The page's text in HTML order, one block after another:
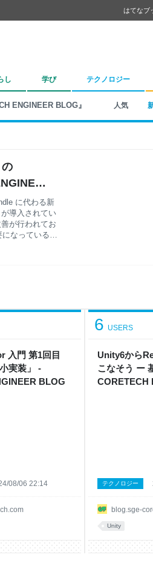
はてなブ
し 学び テクノロジー
ENGINEER BLOG』 人気
に代わる新
導入されてい
が行われてお
なっている点
を利用し
きなモチベー
トの配信に
入門 第1回目
実装」 -
BLOG
08/06 22:14
Unity6から
こなそう ー
CORETECH
6 USERS
blog.sge-
テクノロジー
Unity